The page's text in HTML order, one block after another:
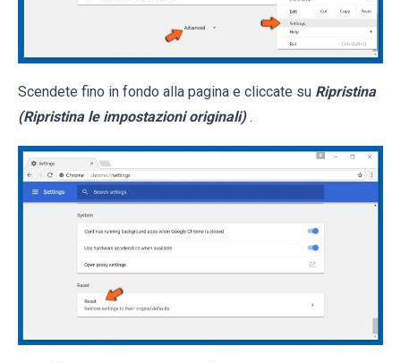
Scendete fino in fondo alla pagina e cliccate su Ripristina
(Ripristina le impostazioni originali) .